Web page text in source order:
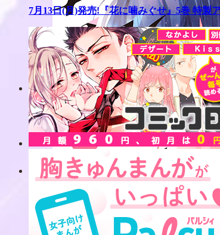
7月13日(月)発売!『花に噛みぐせ』5巻 特